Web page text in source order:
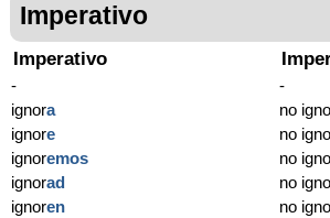
Imperativo
Imperativo
-
ignora
ignore
ignoremos
ignorad
ignoren
-
no
no
no
no
no